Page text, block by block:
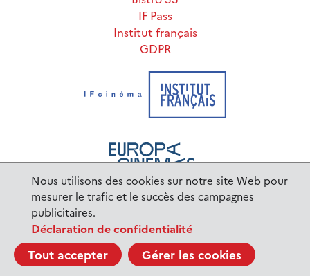
Nous utilisons des cookies sur notre site Web pour
mesurer le trafic et le succès des campagnes
publicitaires.
Déclaration de confidentialité
Tout accepter Gérer les cookies
IF Pass
Institut français
GDPR
© 2023 Institut français de Prague |
code:BurnITdesign:Tajpej Design